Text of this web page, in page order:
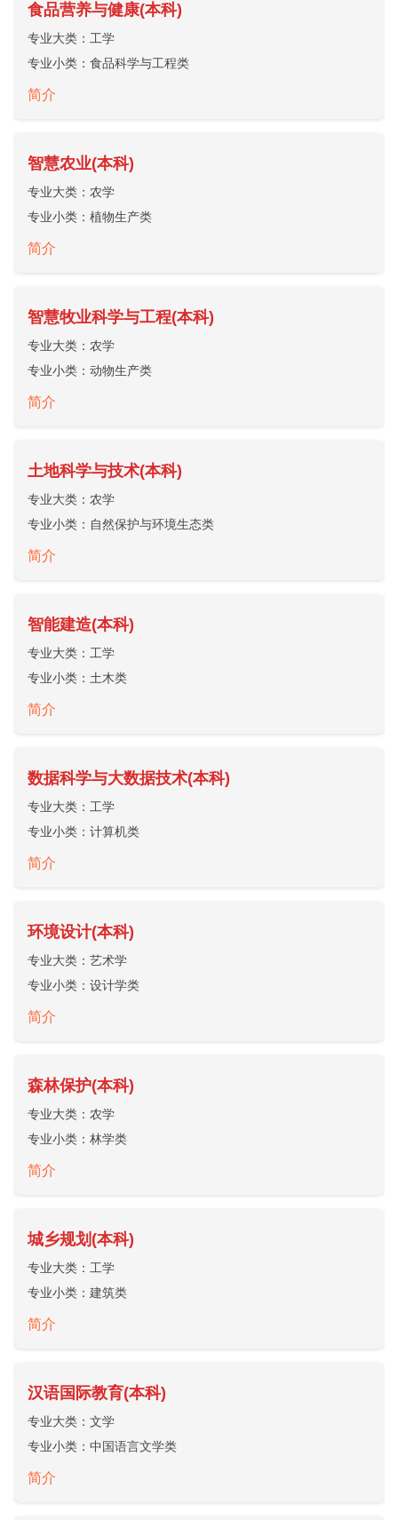
食品营养与健康(本科)
专业大类： 工学
专业小类： 食品科学与工程类
简介
智慧农业(本科)
专业大类： 农学
专业小类： 植物生产类
简介
智慧牧业科学与工程(本科)
专业大类： 农学
专业小类： 动物生产类
简介
土地科学与技术(本科)
专业大类： 农学
专业小类： 自然保护与环境生态类
简介
智能建造(本科)
专业大类： 工学
专业小类： 土木类
简介
数据科学与大数据技术(本科)
专业大类： 工学
专业小类： 计算机类
简介
环境设计(本科)
专业大类： 艺术学
专业小类： 设计学类
简介
森林保护(本科)
专业大类： 农学
专业小类： 林学类
简介
城乡规划(本科)
专业大类： 工学
专业小类： 建筑类
简介
汉语国际教育(本科)
专业大类： 文学
专业小类： 中国语言文学类
简介